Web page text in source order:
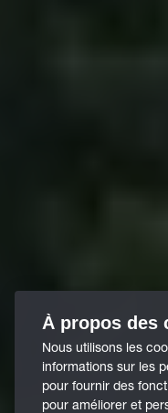
À propos des
Nous utilisons les
informations sur les
pour fournir des
pour améliorer et